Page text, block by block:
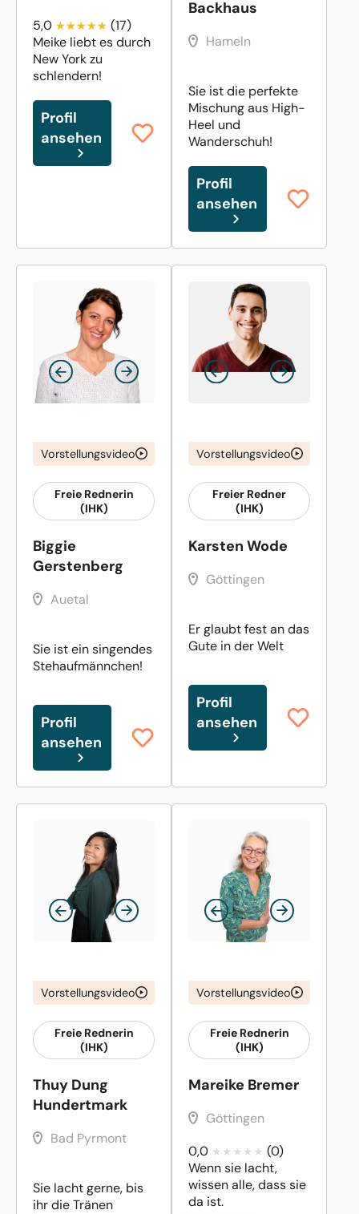
5,0
(17)
Meike liebt es durch
New York zu
schlendern!
Profil
ansehen
Backhaus
Hameln
Sie ist die perfekte
Mischung aus High-
Heel und
Wanderschuh!
Profil
ansehen
Vorstellungsvideo
Freie Rednerin
(IHK)
Biggie
Gerstenberg
Auetal
Sie ist ein singendes
Stehaufmännchen!
Profil
ansehen
Vorstellungsvideo
Freier Redner
(IHK)
Karsten Wode
Göttingen
Er glaubt fest an das
Gute in der Welt
Profil
ansehen
Vorstellungsvideo
Freie Rednerin
(IHK)
Thuy Dung
Hundertmark
Bad Pyrmont
Sie lacht gerne, bis
ihr die Tränen
Vorstellungsvideo
Freie Rednerin
(IHK)
Mareike Bremer
Göttingen
0,0
(0)
Wenn sie lacht,
wissen alle, dass sie
da ist.